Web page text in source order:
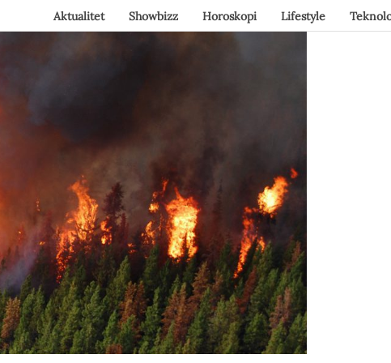
Aktualitet Showbizz Horoskopi Lifestyle